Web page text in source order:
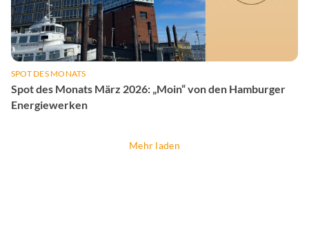
SPOT DES MONATS
Spot des Monats März 2026: „Moin“ von den Hamburger
Energiewerken
Mehr laden